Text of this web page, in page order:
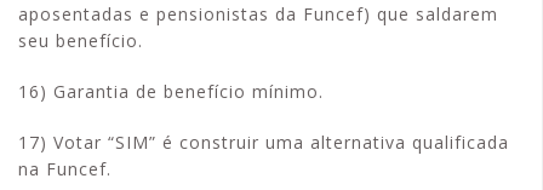
aposentadas e pensionistas da Funcef) que saldarem
seu benefício.
16) Garantia de benefício mínimo.
17) Votar “SIM” é construir uma alternativa qualificada
na Funcef.